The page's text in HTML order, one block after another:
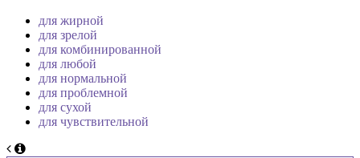
для жирной
для зрелой
для комбинированной
для любой
для нормальной
для проблемной
для сухой
для чувствительной